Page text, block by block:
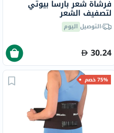
فرشاة شعر بارسا بيوتي
لتصفيف الشعر
التوصيل اليوم
30.24
75% خصم